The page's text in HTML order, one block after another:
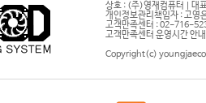
상호 : (주)영재컴퓨터 | 대
개인정보관리책임자 : 고영
고객만족센터 : 02-716-
고객만족센터 운영시간 안
Copyright(c)